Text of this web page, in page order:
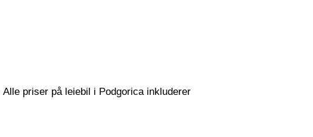
priser på leiebil i Podgorica inkluderer